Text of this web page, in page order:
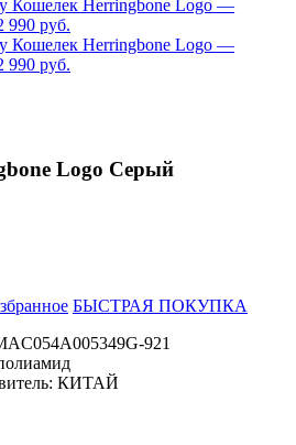
Logo Серый
БЫСТРАЯ ПОКУПКА
921
КИТАЙ